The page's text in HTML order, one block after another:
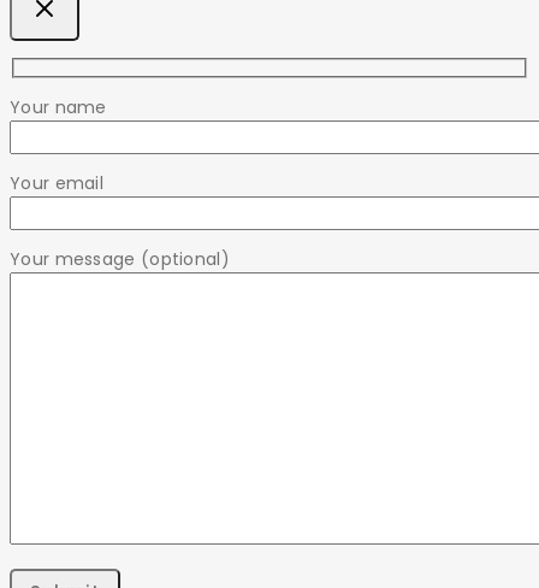
Your name
Your email
Your message (optional)